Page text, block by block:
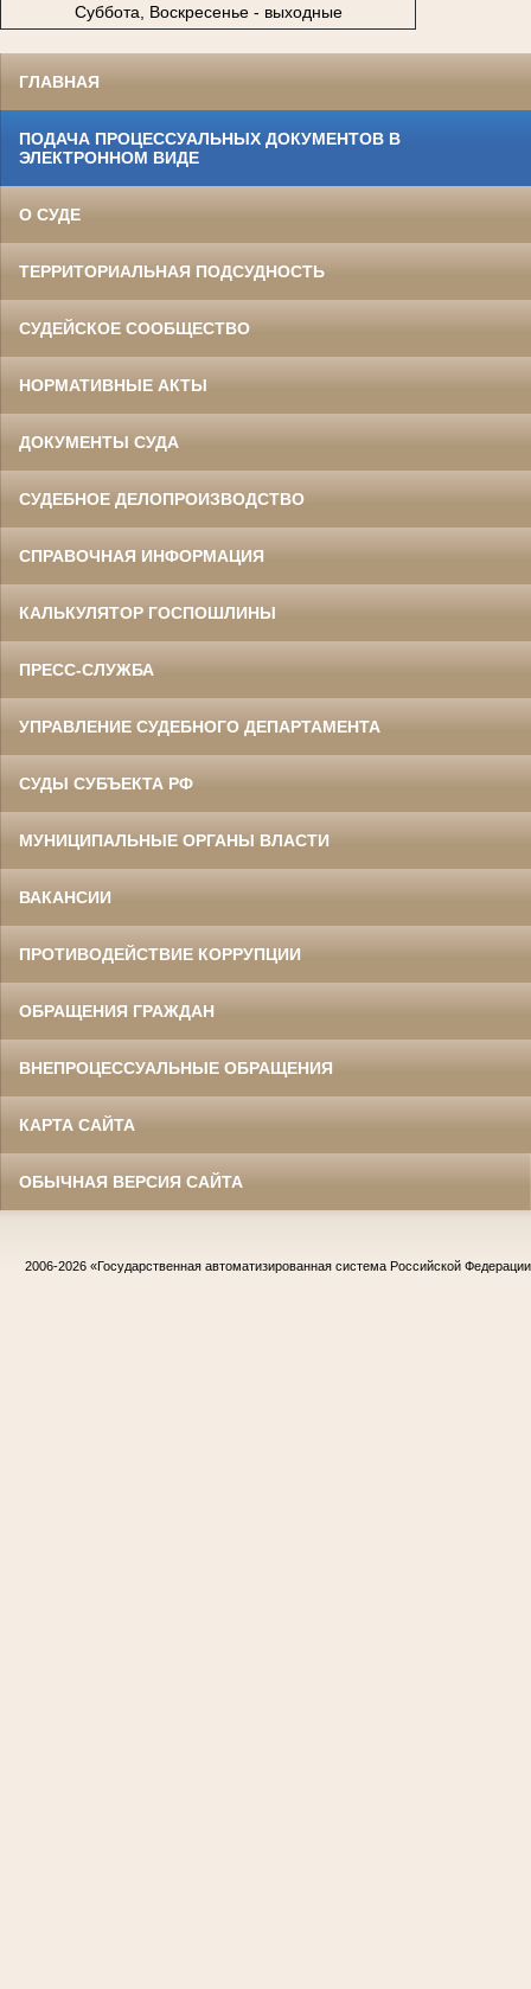
Суббота, Воскресенье - выходные
ГЛАВНАЯ
ПОДАЧА ПРОЦЕССУАЛЬНЫХ ДОКУМЕНТОВ В
ЭЛЕКТРОННОМ ВИДЕ
О СУДЕ
ТЕРРИТОРИАЛЬНАЯ ПОДСУДНОСТЬ
СУДЕЙСКОЕ СООБЩЕСТВО
НОРМАТИВНЫЕ АКТЫ
ДОКУМЕНТЫ СУДА
СУДЕБНОЕ ДЕЛОПРОИЗВОДСТВО
СПРАВОЧНАЯ ИНФОРМАЦИЯ
КАЛЬКУЛЯТОР ГОСПОШЛИНЫ
ПРЕСС-СЛУЖБА
УПРАВЛЕНИЕ СУДЕБНОГО ДЕПАРТАМЕНТА
СУДЫ СУБЪЕКТА РФ
МУНИЦИПАЛЬНЫЕ ОРГАНЫ ВЛАСТИ
ВАКАНСИИ
ПРОТИВОДЕЙСТВИЕ КОРРУПЦИИ
ОБРАЩЕНИЯ ГРАЖДАН
ВНЕПРОЦЕССУАЛЬНЫЕ ОБРАЩЕНИЯ
КАРТА САЙТА
ОБЫЧНАЯ ВЕРСИЯ САЙТА
2006-2026 «Государственная автоматизированная система Российской